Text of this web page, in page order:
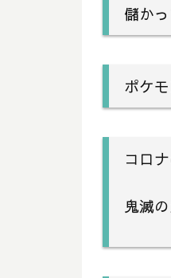
儲か
ポケ
コロ
鬼滅